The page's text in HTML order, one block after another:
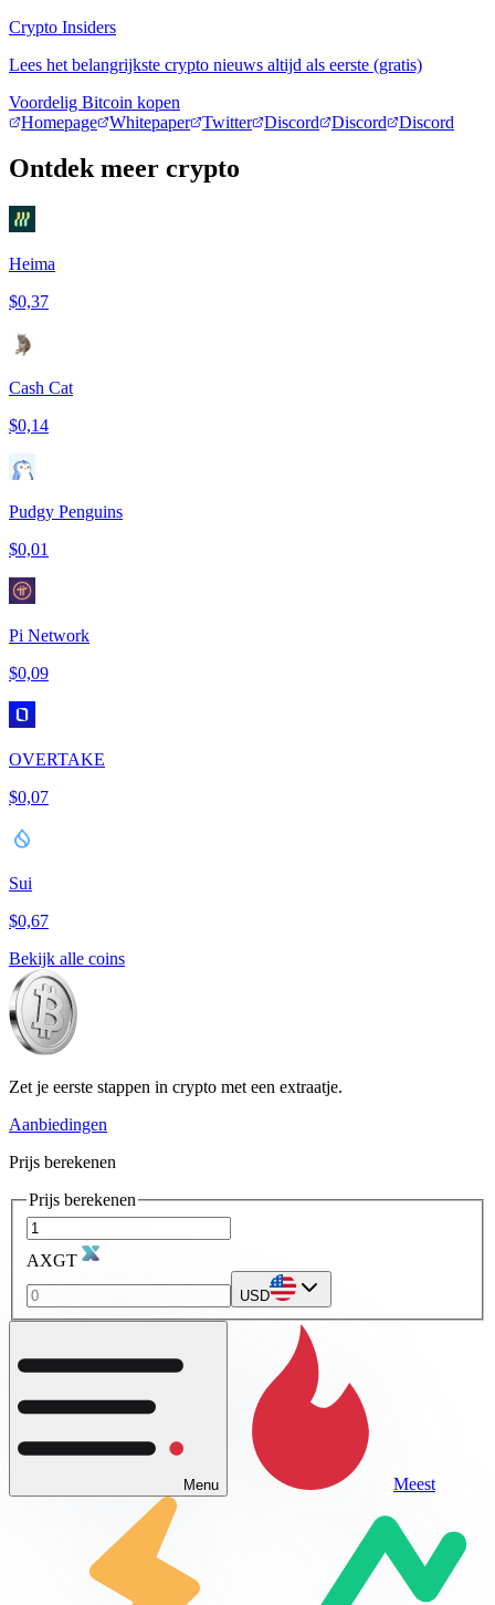
Crypto Insiders
Lees het belangrijkste crypto nieuws altijd als eerste (gratis)
Voordelig Bitcoin kopen
Homepage
Whitepaper Twitter Discord Discord Discord
Ontdek meer crypto
Heima
$0,37
Cash Cat
$0,14
Pudgy Penguins
$0,01
Pi Network
$0,09
OVERTAKE
$0,07
Sui
$0,67
Bekijk alle coins
Zet je eerste stappen in crypto met een extraatje.
Aanbiedingen
Prijs berekenen
Prijs berekenen
AXGT
USD
Menu Meest